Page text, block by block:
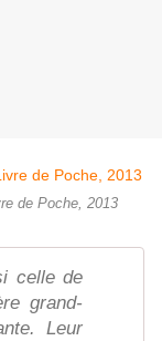
de Poche, 2013
celle de
grand-
Leur